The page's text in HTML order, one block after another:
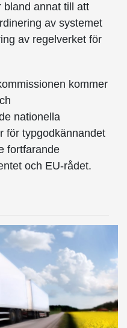
bland annat till att
av systemet
av regelverket för
kommer
nationella
för typgodkännandet
fortfarande
och EU-rådet.